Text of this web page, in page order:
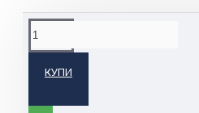
КУПИ
ОПИСАНИЕ НА ПРОДУКТА